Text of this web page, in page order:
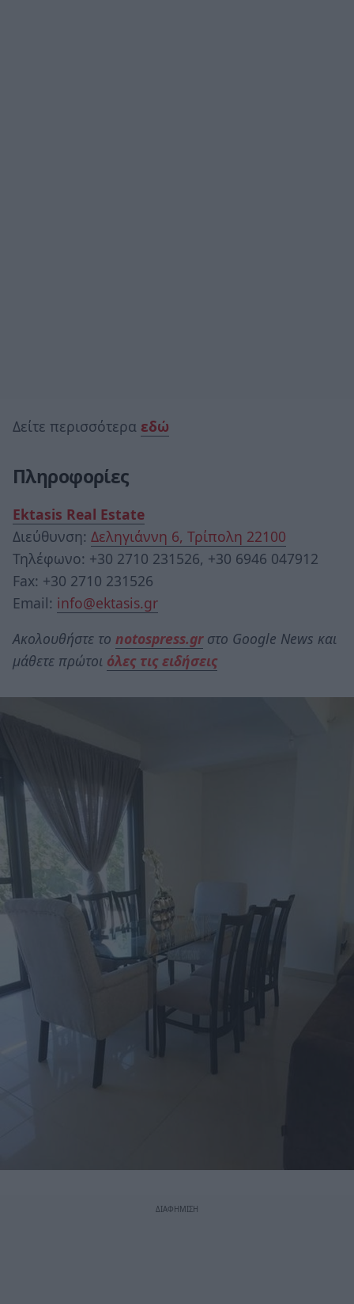
Δείτε περισσότερα εδώ
Πληροφορίες
Ektasis Real Estate
Διεύθυνση: Δεληγιάννη 6, Τρίπολη 22100
Τηλέφωνο: +30 2710 231526, +30 6946 047912
Fax: +30 2710 231526
Email: info@ektasis.gr
Ακολουθήστε το notospress.grστο Google News και
μάθετε πρώτοι όλες τις ειδήσεις